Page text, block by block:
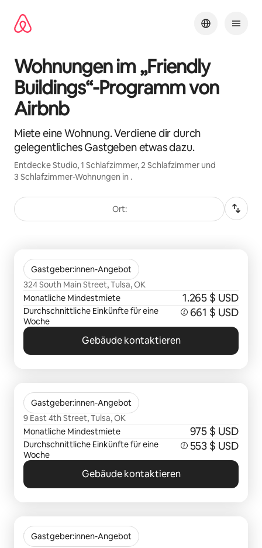
Inhalten
springen
Wohnungen im „Friendly
Buildings“-Programm von
Airbnb
Miete eine Wohnung. Verdiene dir durch
gelegentliches Gastgeben etwas dazu.
Entdecke Studio, 1 Schlafzimmer, 2 Schlafzimmer und
3 Schlafzimmer-Wohnungen in .
Ort:
Gastgeber:innen-Angebot
The Palace Apartments
324 South Main Street, Tulsa, OK
Monatliche Mindestmiete
1.265 $ USD
Durchschnittliche Einkünfte für eine
Woche
661 $ USD
Gebäude kontaktieren
Gastgeber:innen-Angebot
The Reunion Building
9 East 4th Street, Tulsa, OK
Monatliche Mindestmiete
975 $ USD
Durchschnittliche Einkünfte für eine
Woche
553 $ USD
Gebäude kontaktieren
Gastgeber:innen-Angebot
The Adams Apartments